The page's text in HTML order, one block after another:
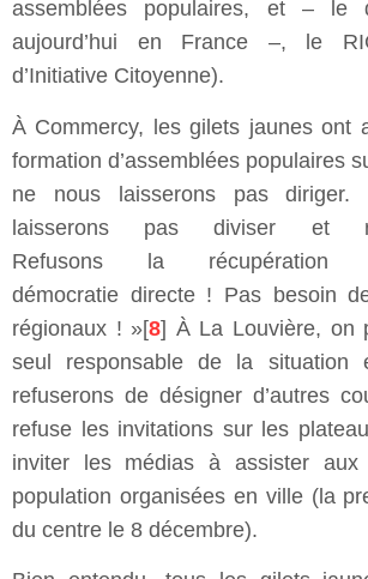
assemblées populaires, et – le
aujourd’hui en France –, le
d’Initiative Citoyenne).
À Commercy, les gilets jaunes ont
formation d’assemblées populaires
ne nous laisserons pas diriger.
laisserons pas diviser et
Refusons la
démocratie directe ! Pas besoin de
régionaux ! »[8] À La Louvière, on
seul responsable de la situation
refuserons de désigner d’autres
refuse les invitations sur les
inviter les médias à assister aux
population organisées en ville (la
du centre le 8 décembre).